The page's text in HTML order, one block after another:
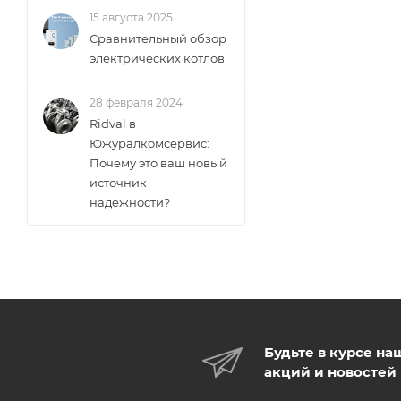
15 августа 2025
Сравнительный обзор
электрических котлов
28 февраля 2024
Ridval в
Южуралкомсервис:
Почему это ваш новый
источник
надежности?
Будьте в курсе
акций и новостей